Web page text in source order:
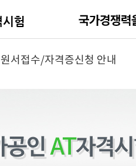
원서접수/자격증신청 안내